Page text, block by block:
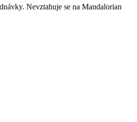
Nevztahuje se na Mandalorian